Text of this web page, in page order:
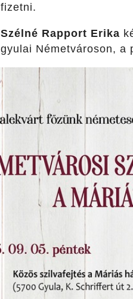
fizetni.
Szélné Rapport Erika
gyulai Németvároson, a